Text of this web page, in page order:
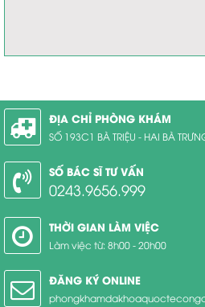
ĐỊA CHỈ PHÒNG KHÁM
SỐ 193C1 BÀ TRIỆU - HAI BÀ
SỐ BÁC SĨ TƯ VẤN
0243.9656.999
THỜI GIAN LÀM VIỆC
Làm việc từ: 8h00 - 20h00
ĐĂNG KÝ ONLINE